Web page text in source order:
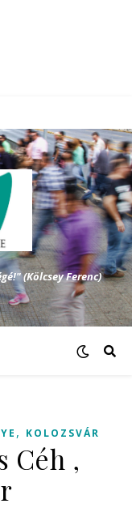
(Kölcsey Ferenc)
, KOLOZSVÁR
Céh ,